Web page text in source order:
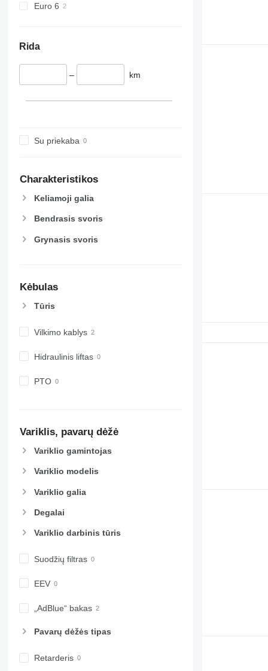
Euro 6
Rida
– km
Su priekaba
Charakteristikos
Keliamoji galia
Bendrasis svoris
Grynasis svoris
Kėbulas
Tūris
Vilkimo kablys
Hidraulinis liftas
PTO
Variklis, pavarų dėžė
Variklio gamintojas
Variklio modelis
Variklio galia
Degalai
Variklio darbinis tūris
Suodžių filtras
EEV
„AdBlue“ bakas
Pavarų dėžės tipas
Retarderis